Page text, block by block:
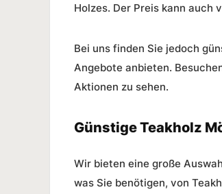
Holzes. Der Preis kann auch
Bei uns finden Sie jedoch
Angebote anbieten.
Aktionen zu sehen.
Günstige Teakholz
Wir bieten eine große
was Sie benötigen, von